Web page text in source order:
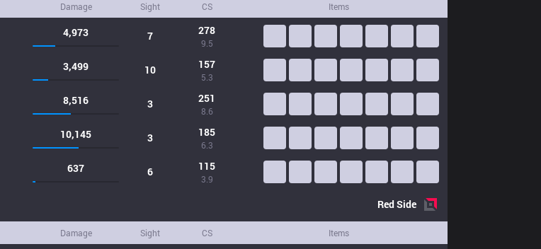
Damage Sight CS Items
4,973 7 278
9.5
3,499 10 157
5.3
8,516 3 251
8.6
10,145 3 185
6.3
637 6 115
3.9
RedSide
Damage Sight CS Items